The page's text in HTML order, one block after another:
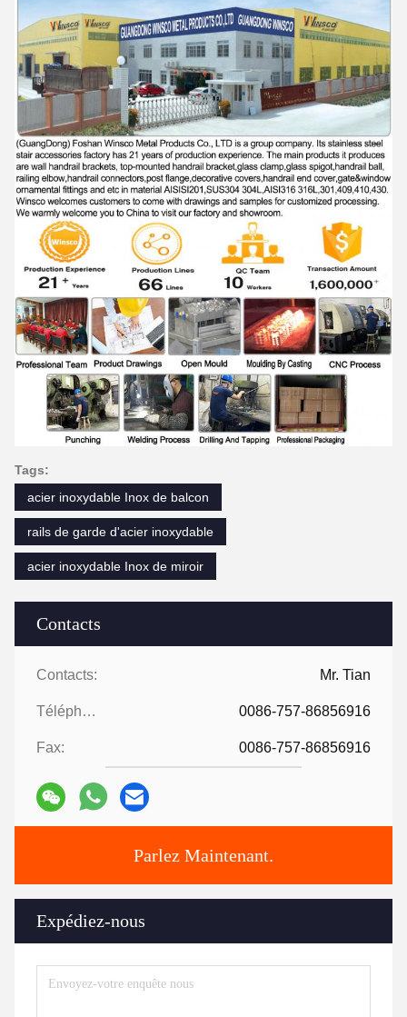
Contacts
Contacts: Mr. Tian
Téléphone: 0086-757-86856916
Fax: 0086-757-86856916
Parlez Maintenant.
Expédiez-nous
Tags:
acier inoxydable Inox de balcon
rails de garde d'acier inoxydable
acier inoxydable Inox de miroir